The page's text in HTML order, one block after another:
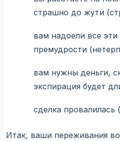
страшно до жути
вам надоели все эти
премудрости
вам нужны деньги,
экспирация будет
сделка провалилась
Итак, ваши переживания